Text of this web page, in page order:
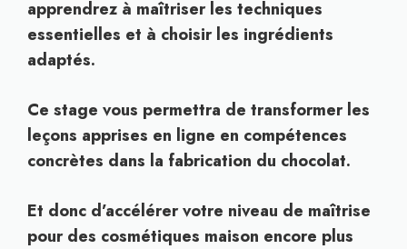
apprendrez à maîtriser les techniques
essentielles et à choisir les ingrédients
adaptés.
Ce stage vous permettra de transformer les
leçons apprises en ligne en compétences
concrètes dans la fabrication du chocolat.
Et donc d’accélérer votre niveau de maîtrise
pour des cosmétiques maison encore plus